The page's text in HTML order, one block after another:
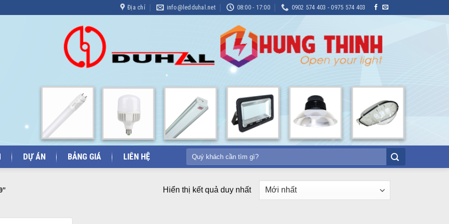
Địa chỉ info@ledduhal.net 08:00 - 17:00 0902 574 403 - 0975 574 403
DỰ ÁN BẢNG GIÁ LIÊN HỆ
Tìm
kiếm:
Hiển thị kết quả duy nhất